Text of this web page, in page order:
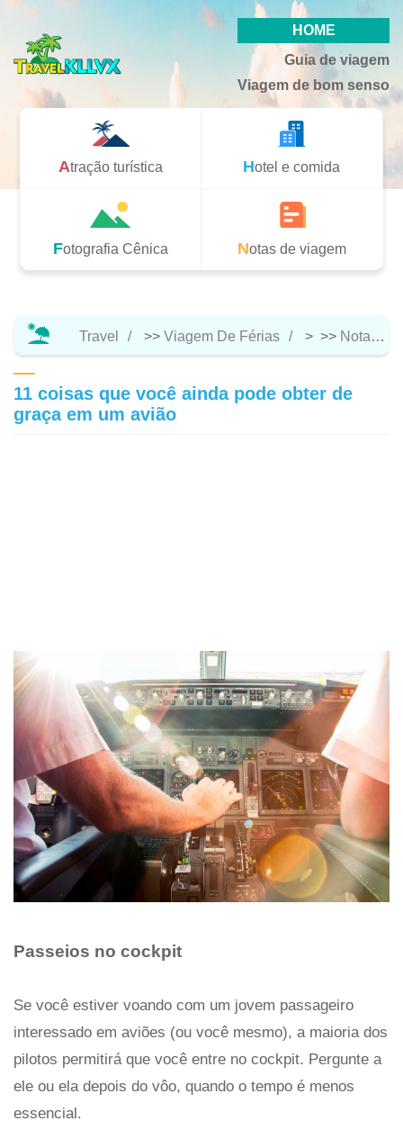
HOME
Guia de viagem
Viagem de bom senso
Atração turística Hotel e comida
Fotografia Cênica Notas de viagem
Travel >> Viagem De Férias > >> Notas De Viagem
11 coisas que você ainda pode obter de
graça em um avião
Passeios no cockpit
Se você estiver voando com um jovem passageiro
interessado em aviões (ou você mesmo), a maioria dos
pilotos permitirá que você entre no cockpit. Pergunte a
ele ou ela depois do vôo, quando o tempo é menos
essencial.